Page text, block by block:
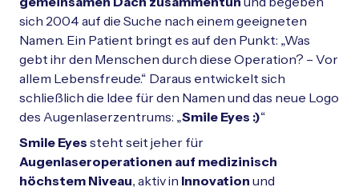
sich 2004 auf die Suche nach einem geeigneten
Namen. Ein Patient bringt es auf den Punkt: „Was
gebt ihr den Menschen durch diese Operation? – Vor
allem Lebensfreude.“ Daraus entwickelt sich
schließlich die Idee für den Namen und das neue Logo
des Augenlaserzentrums: „Smile Eyes :)“
Smile Eyes steht seit jeher für
Augenlaseroperationen auf medizinisch
höchstem Niveau, aktiv in Innovation und